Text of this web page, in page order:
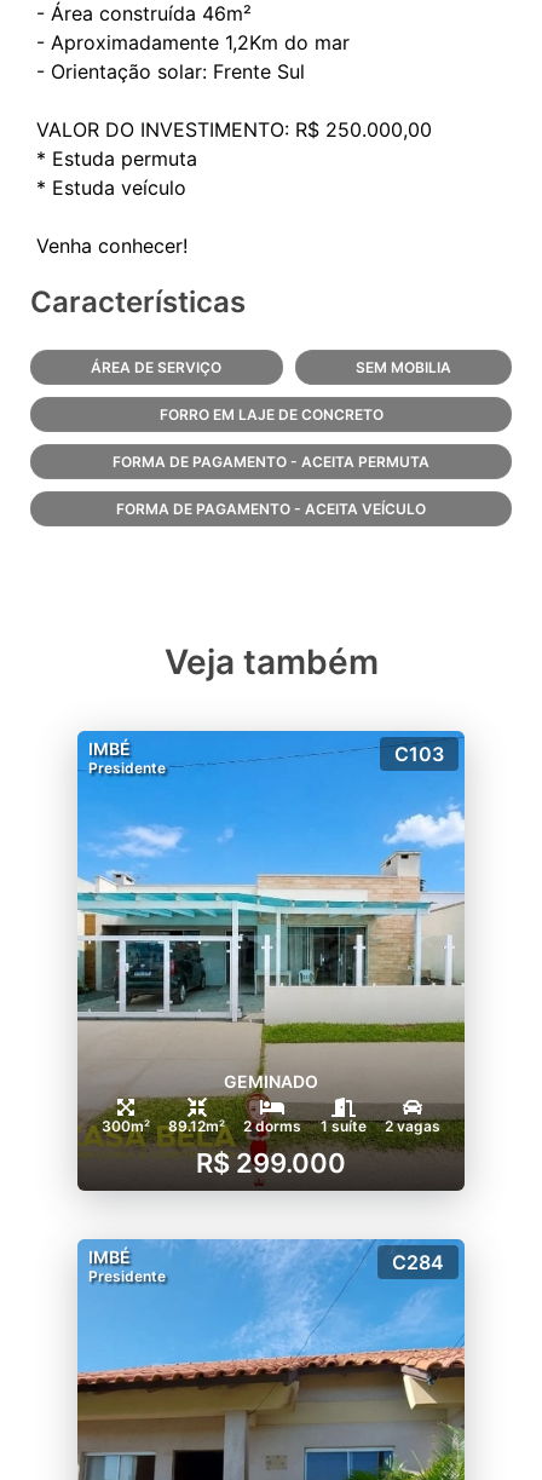
- Área construída 46m²
- Aproximadamente 1,2Km do mar
- Orientação solar: Frente Sul
VALOR DO INVESTIMENTO: R$ 250.000,00
* Estuda permuta
* Estuda veículo
Características
ÁREA DE SERVIÇO SEM MOBILIA
FORRO EM LAJE DE CONCRETO
FORMA DE PAGAMENTO - ACEITA PERMUTA
FORMA DE PAGAMENTO - ACEITA VEÍCULO
Veja também
IMBÉ
Presidente
C103
GEMINADO
300m² 89.12m² 2 dorms 1 suíte 2 vagas
R$ 299.000
IMBÉ
Presidente
C284